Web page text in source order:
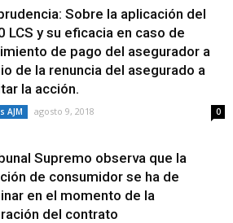
Sobre la aplicación del
LCS y su eficacia en caso de
de pago del asegurador a
de la renuncia del asegurado a
la acción.
AJM agosto 9, 2018 0
Supremo observa que la
de consumidor se ha de
en el momento de la
del contrato